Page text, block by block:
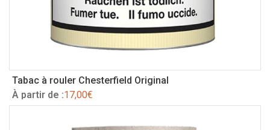
Tabac à rouler Chesterfield Original
À partir de :17,00€